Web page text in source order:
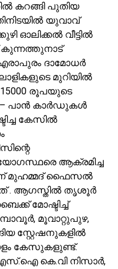
കറങ്ങി പുതിയ
യുവാവ്
ഓലിക്കൽ വീട്ടിൽ
ദാമോധർ
മുറിയിൽ
രൂപയുടെ
പാൻ കാർഡുകൾ
കേസിൽ
ആക്രമിച്ച
മുഹമ്മദ് ഫൈസൽ
. ആഗസ്തിൽ തൃശൂർ
മോഷ്ടിച്ച്
മൂവാറ്റുപുഴ,
സ്റ്റേഷനുകളിൽ
കേസുകളുണ്ട്.
കെ.വി നിസാർ,